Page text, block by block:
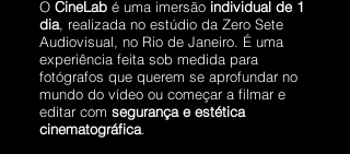
O CineLab é uma imersão individual de 1
dia, realizada no estúdio da Zero Sete
Audiovisual, no Rio de Janeiro. É uma
experiência feita sob medida para
fotógrafos que querem se aprofundar no
mundo do vídeo ou começar a filmar e
editar com segurança e estética
cinematográfica.